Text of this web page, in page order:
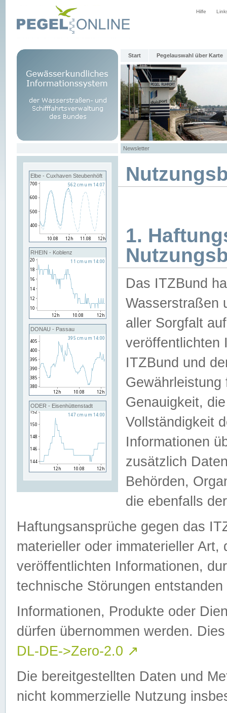
Hilfe
Start Pegelauswahl über Karte
Newsletter
Elbe - Cuxhaven Steubenhöft
RHEIN - Koblenz
DONAU - Passau
ODER - Eisenhüttenstadt
1.
Das ITZBund
Wasserstraßen
aller Sorgfalt
veröffentlichten
ITZBund und
Genauigkeit,
Vollständigkeit
Informationen
zusätzlich
Behörden,
die ebenfalls
Haftungsansprüche gegen das
materieller oder immaterieller
veröffentlichten Informationen,
technische Störungen
Informationen, Produkte oder
dürfen übernommen werden.
DL-DE->Zero-2.0 ↗
Die bereitgestellten Daten und
nicht kommerzielle Nutzung